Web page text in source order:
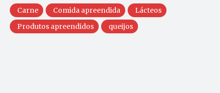
Carne Comida apreendida
Lácteos
Produtos apreendidos
queijos